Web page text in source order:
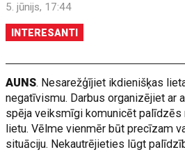
5. jūnijs, 17:44
INTERESANTI
AUNS. Nesarežģījiet ikdienišķas
negatīvismu. Darbus organizējiet ar
spēja veiksmīgi komunicēt
lietu. Vēlme vienmēr būt precīzam
situāciju. Nekautrējieties lūgt